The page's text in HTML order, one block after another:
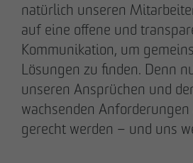
natürlich unseren
auf eine offene und
Kommunikation, um
Lösungen zu finden. Denn
unseren Ansprüchen und
wachsenden
gerecht werden – und uns